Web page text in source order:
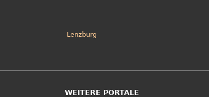
Lenzburg
WEITERE PORTALE